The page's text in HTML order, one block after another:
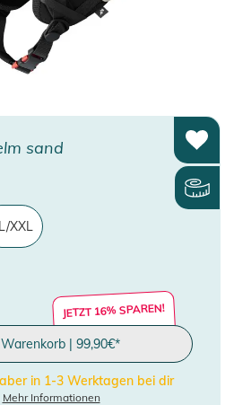
sand
XXL
JETZT 16% SPAREN!
| 99,90€*
in 1-3 Werktagen bei dir
Mehr Informationen